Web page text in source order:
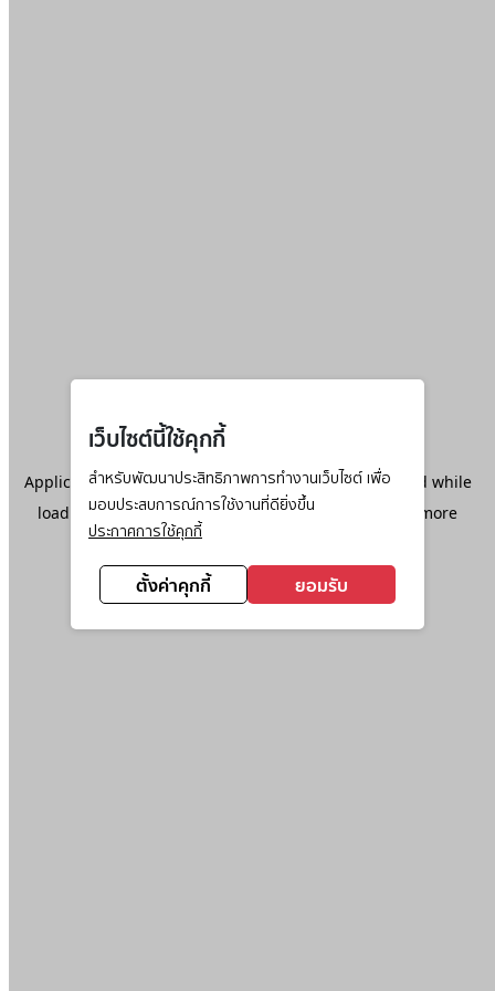
เว็บไซต์นี้ใช้คุกกี้
สำหรับพัฒนาประสิทธิภาพการทำงานเว็บไซต์ เพื่อ
มอบประสบการณ์การใช้งานที่ดียิ่งขึ้น
ประกาศการใช้คุกกี้
ตั้งค่าคุกกี้ ยอมรับ
Application error: aclient-side exception has occurred while
loadingwww.ktc.co.th(see the browser console
for more
information).